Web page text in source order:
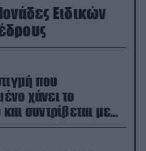
Ειδικών
που
χάνει το
συντρίβεται με
(βίντεο)